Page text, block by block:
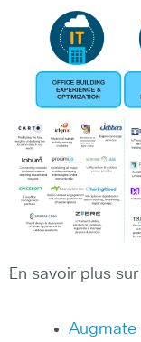
En savoir plus
Augmate